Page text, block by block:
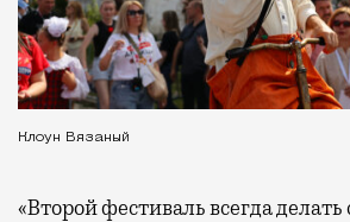
Клоун Вязаный
«Второй фестиваль всегда